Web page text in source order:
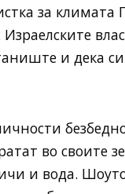
за климата
и дека
во своите
и вода.